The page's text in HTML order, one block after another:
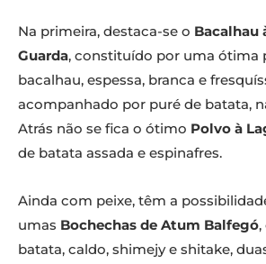
Na primeira, destaca-se o Bacalhau
Guarda, constituído por uma ótima
bacalhau, espessa, branca e
acompanhado por puré de batata,
Atrás não se fica o ótimo Polvo à
de batata assada e espinafres.
Ainda com peixe, têm a
umas Bochechas de Atum Balfegó,
batata, caldo, shimejy e shitake,